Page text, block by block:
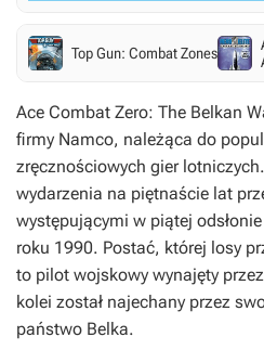
Top Gun: Combat Zones
Ace Combat Zero: The Belkan
firmy Namco, należąca do
zręcznościowych gier
wydarzenia na piętnaście lat
występującymi w piątej odsłonie
roku 1990. Postać, której losy
to pilot wojskowy wynajęty
kolei został najechany przez
państwo Belka.